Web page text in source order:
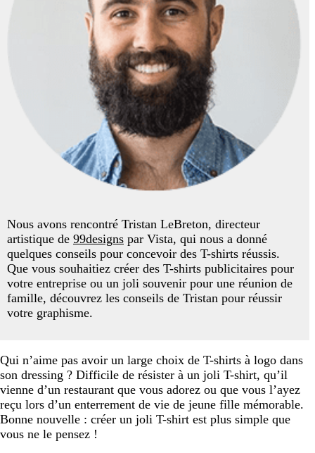
Nous avons rencontré Tristan LeBreton, directeur
artistique de 99designs par Vista, qui nous a donné
quelques conseils pour concevoir des T-shirts réussis.
Que vous souhaitiez créer des T-shirts publicitaires pour
votre entreprise ou un joli souvenir pour une réunion de
famille, découvrez les conseils de Tristan pour réussir
votre graphisme.
Qui n’aime pas avoir un large choix de T-shirts à logo dans
son dressing ? Difficile de résister à un joli T-shirt, qu’il
vienne d’un restaurant que vous adorez ou que vous l’ayez
reçu lors d’un enterrement de vie de jeune fille mémorable.
Bonne nouvelle : créer un joli T-shirt est plus simple que
vous ne le pensez !
6. Déterminez la taille la plus efficace.
7. Faites jouer la couleur en votre faveur.
8. Choisissez votre modèle.
9. Vérifiez le format, la taille et les couleurs avant
l’impression.